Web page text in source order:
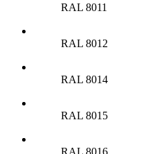
RAL 8011
RAL 8012
RAL 8014
RAL 8015
RAL 8016